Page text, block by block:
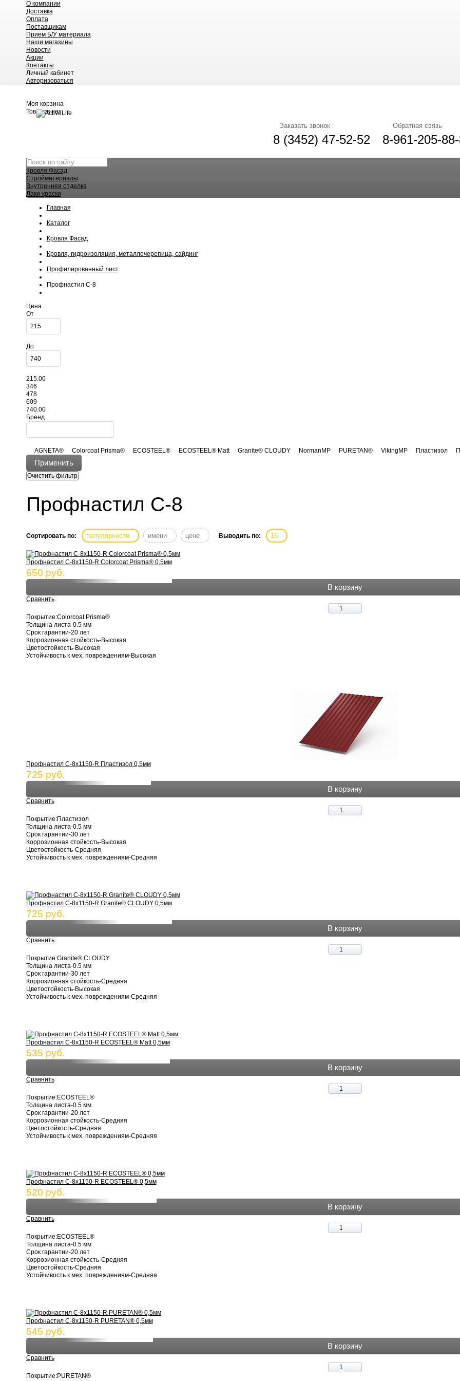
О компании
Доставка
Оплата
Поставщикам
Прием Б/У материала
Наши магазины
Новости
Акции
Контакты
Личный кабинет
Авторизоваться
Моя корзина
Товаров нет
Заказать звонок
8 (3452) 47-52-52
Обратная связь
8-961-205-
Кровля Фасад
Стройматериалы
Внутренняя отделка
Лаки-краски
Главная
Каталог
Кровля Фасад
Кровля, гидроизоляция, металлочерепица, сайдинг
Профилированный лист
Профнастил С-8
Цена
От
До
215.00
346
478
609
740.00
Бренд
AGNETA® Colorcoat Prisma® ECOSTEEL® ECOSTEEL® Matt Granite® CLOUDY NormanMP PURETAN® VikingMP Пластизол
Профнастил С-8
Сортировать по: популярности имени цене Выводить по: 16
Профнастил С-8х1150-R Colorcoat Prisma® 0,5мм
650 руб.
В корзину
Сравнить
Покрытие:Colorcoat Prisma®
Толщина листа-0.5 мм
Срок гарантии-20 лет
Коррозионная стойкость-Высокая
Цветостойкость-Высокая
Устойчивость к мех. повреждениям-Высокая
Профнастил С-8х1150-R Пластизол 0,5мм
725 руб.
В корзину
Сравнить
Покрытие:Пластизол
Толщина листа-0.5 мм
Срок гарантии-30 лет
Коррозионная стойкость-Высокая
Цветостойкость-Средняя
Устойчивость к мех. повреждениям-Средняя
Профнастил С-8х1150-R Granite® CLOUDY 0,5мм
725 руб.
В корзину
Сравнить
Покрытие:Granite® CLOUDY
Толщина листа-0.5 мм
Срок гарантии-30 лет
Коррозионная стойкость-Средняя
Цветостойкость-Высокая
Устойчивость к мех. повреждениям-Средняя
Профнастил С-8х1150-R ECOSTEEL® Matt 0,5мм
535 руб.
В корзину
Сравнить
Покрытие:ECOSTEEL®
Толщина листа-0.5 мм
Срок гарантии-20 лет
Коррозионная стойкость-Средняя
Цветостойкость-Средняя
Устойчивость к мех. повреждениям-Средняя
Профнастил С-8х1150-R ECOSTEEL® 0,5мм
520 руб.
В корзину
Сравнить
Покрытие:ECOSTEEL®
Толщина листа-0.5 мм
Срок гарантии-20 лет
Коррозионная стойкость-Средняя
Цветостойкость-Средняя
Устойчивость к мех. повреждениям-Средняя
Профнастил С-8х1150-R PURETAN® 0,5мм
545 руб.
В корзину
Сравнить
Покрытие:PURETAN®